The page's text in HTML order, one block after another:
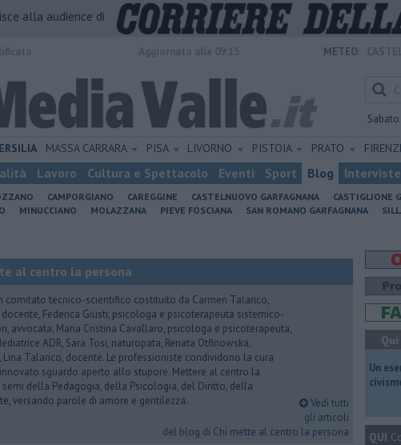
alla audience di
METEO:
Sabato
MASSA CARRARA PISA LIVORNO PISTOIA PRATO
Lavoro Cultura e Spettacolo Eventi Sport Blog Interviste
CAMPORGIANO CAREGGINE CASTELNUOVO GARFAGNANA CASTIGLIONE
MINUCCIANO MOLAZZANA PIEVE FOSCIANA SAN ROMANO GARFAGNANA
al centro la persona
comitato tecnico-scientifico costituito da Carmen Talarico,
Federica Giusti, psicologa e psicoterapeuta sistemico-
avvocata, Maria Cristina Cavallaro, psicologa e psicoterapeuta,
ADR, Sara Tosi, naturopata, Renata Otfinowska,
Talarico, docente. Le professioniste condividono la cura
sguardo aperto allo stupore. Mettere al centro la
della Pedagogia, della Psicologia, del Diritto, della
versando parole di amore e gentilezza.
Vedi tutti
gli articoli
del blog di Chi mette al centro la persona
​Un
QUI